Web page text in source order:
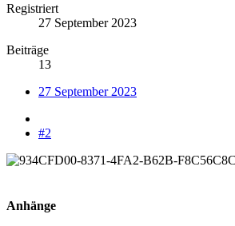
Registriert
27 September 2023
Beiträge
13
27 September 2023
#2
Anhänge